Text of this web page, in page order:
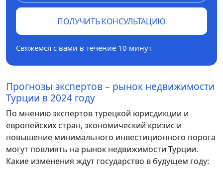
ПОЛУЧИТЬ КОНСУЛЬТАЦИЮ
Свяжемся с вами в течение 10 минут
Прогнозы экспертов – рынок недвижимости
Турции в 2024 году
По мнению экспертов турецкой юрисдикции и
европейских стран, экономический кризис и
повышение минимального инвестиционного порога
могут повлиять на рынок недвижимости Турции.
Какие изменения ждут государство в будущем году: